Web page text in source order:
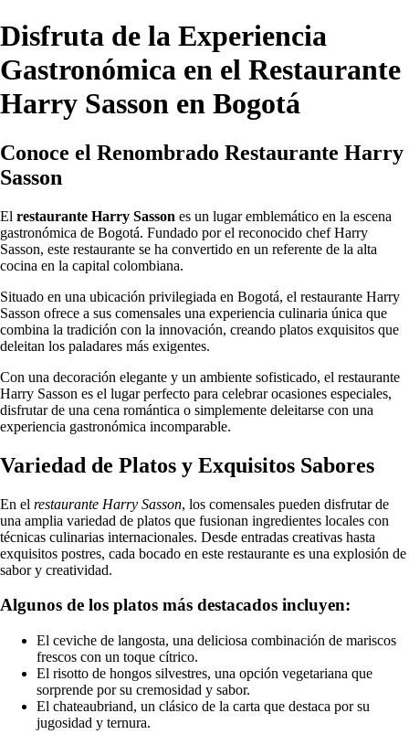
Disfruta de la Experiencia
Gastronómica en el Restaurante
Harry Sasson en Bogotá
Conoce el Renombrado Restaurante Harry
Sasson
El restaurante Harry Sasson es un lugar emblemático en la escena
gastronómica de Bogotá. Fundado por el reconocido chef Harry
Sasson, este restaurante se ha convertido en un referente de la alta
cocina en la capital colombiana.
Situado en una ubicación privilegiada en Bogotá, el restaurante Harry
Sasson ofrece a sus comensales una experiencia culinaria única que
combina la tradición con la innovación, creando platos exquisitos que
deleitan los paladares más exigentes.
Con una decoración elegante y un ambiente sofisticado, el restaurante
Harry Sasson es el lugar perfecto para celebrar ocasiones especiales,
disfrutar de una cena romántica o simplemente deleitarse con una
experiencia gastronómica incomparable.
Variedad de Platos y Exquisitos Sabores
En el restaurante Harry Sasson, los comensales pueden disfrutar de
una amplia variedad de platos que fusionan ingredientes locales con
técnicas culinarias internacionales. Desde entradas creativas hasta
exquisitos postres, cada bocado en este restaurante es una explosión de
sabor y creatividad.
Algunos de los platos más destacados incluyen:
El ceviche de langosta, una deliciosa combinación de mariscos
frescos con un toque cítrico.
El risotto de hongos silvestres, una opción vegetariana que
sorprende por su cremosidad y sabor.
El chateaubriand, un clásico de la carta que destaca por su
jugosidad y ternura.